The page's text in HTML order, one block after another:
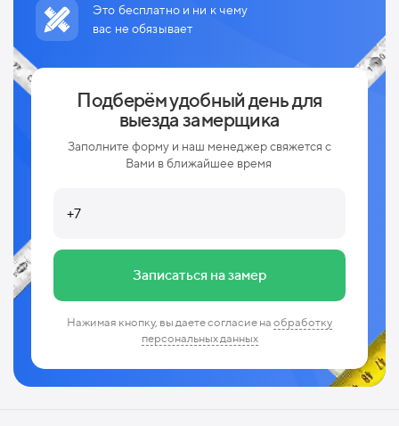
Это бесплатно и ни к чему
вас не обязывает
Подберём удобный день для
выезда замерщика
Заполните форму и наш менеджер свяжется с
Вами в ближайшее время
Записаться на замер
Нажимая кнопку, вы даете согласие на обработку
персональных данных